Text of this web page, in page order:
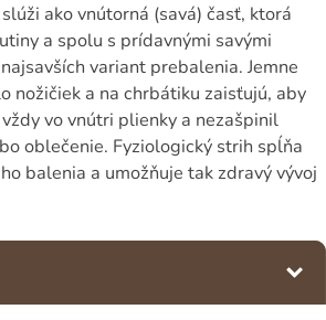
ako vnútorná (savá) časť, ktorá
a spolu s prídavnými savými
variant prebalenia. Jemne
nožičiek a na chrbátiku zaisťujú, aby
vo vnútri plienky a nezašpinil
oblečenie. Fyziologický strih spĺňa
balenia a umožňuje tak zdravý vývoj